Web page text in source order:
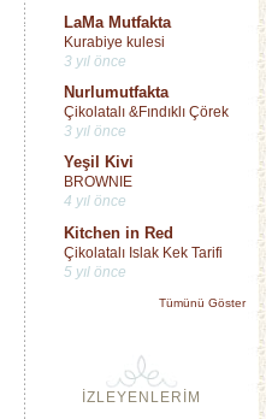
LaMa Mutfakta
Kurabiye kulesi
3 yıl önce
Nurlumutfakta
Çikolatalı &Fındıklı Çörek
3 yıl önce
Yeşil Kivi
BROWNIE
4 yıl önce
Kitchen in Red
Çikolatalı Islak Kek Tarifi
5 yıl önce
Tümünü Göster
İZLEYENLERİM